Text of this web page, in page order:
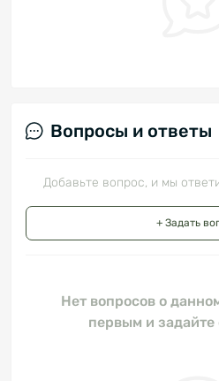
Вопросы и ответы
Добавьте вопрос, и мы
+ Задать
Нет вопросов о
первым и задайте